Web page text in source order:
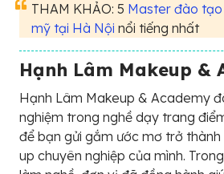
THAM KHẢO: 5 Master đào
mỹ tại Hà Nội nổi tiếng nhất
Hạnh Lâm Makeup &
Hạnh Lâm Makeup & Academy
nghiệm trong nghề dạy trang
để bạn gửi gắm ước mơ trở
up chuyên nghiệp của mình.